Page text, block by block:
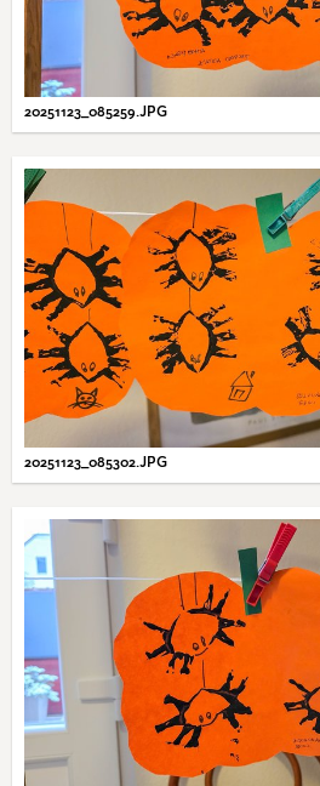
20251123_085259.JPG
20251123_085302.JPG